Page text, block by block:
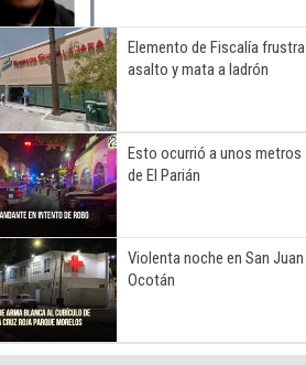
Elemento de Fiscalía frustra
asalto y mata a ladrón
Esto ocurrió a unos metros
de El Parián
Violenta noche en San Juan
Ocotán